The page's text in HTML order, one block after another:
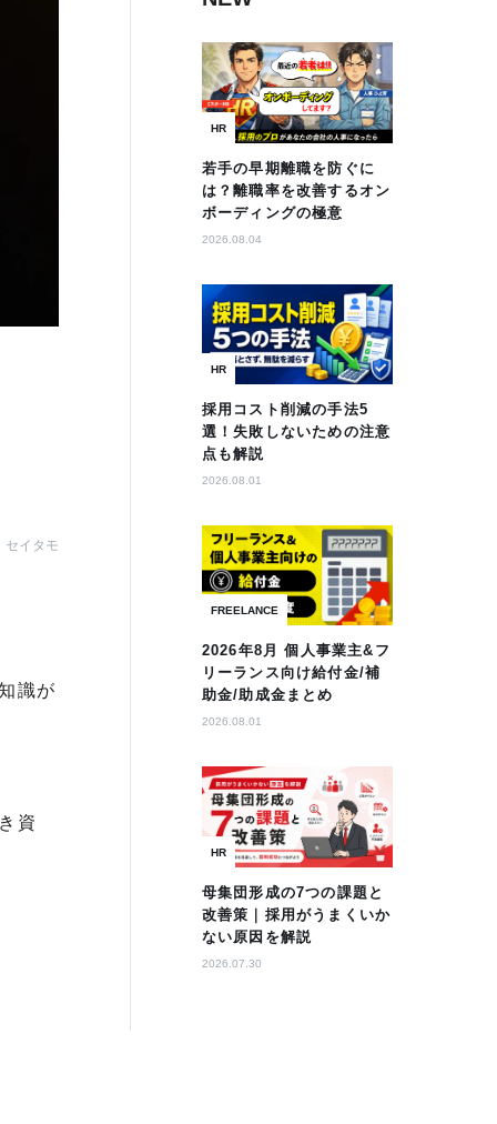
セイタモ
識が
資
HR
若手の早期離職を防ぐに
は？離職率を改善するオン
ボーディングの極意
2026.08.04
HR
採用コスト削減の手法5
選！失敗しないための注意
点も解説
2026.08.01
FREELANCE
2026年8月 個人事業主&フ
リーランス向け給付金/補
助金/助成金まとめ
2026.08.01
HR
母集団形成の7つの課題と
改善策｜採用がうまくいか
ない原因を解説
2026.07.30